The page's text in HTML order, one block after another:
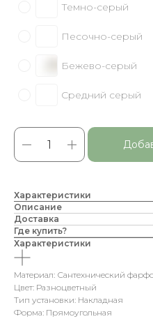
Темно-серый
Песочно-серый
Бежево-серый
Средний серый
Характеристики
Описание
Доставка
Где купить?
Характеристики
Материал: Сантехнический
Цвет: Разноцветный
Тип установки: Накладная
Форма: Прямоугольная